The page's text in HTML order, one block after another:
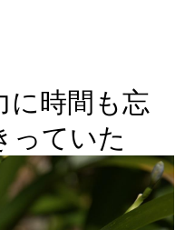
に時間も忘
っていた